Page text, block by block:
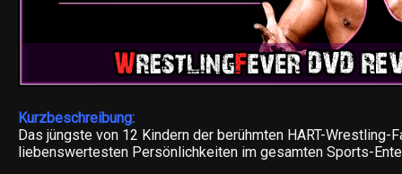
Kurzbeschreibung:
Das jüngste von 12 Kindern der berühmten HART-Wrestling-
liebenswertesten Persönlichkeiten im gesamten Sports-